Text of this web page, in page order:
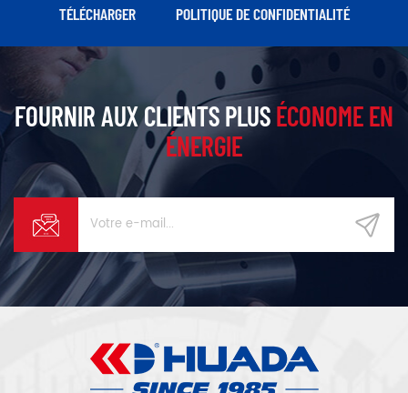
TÉLÉCHARGER
POLITIQUE DE CONFIDENTIALITÉ
FOURNIR AUX CLIENTS PLUSÉCONOME EN
ÉNERGIE